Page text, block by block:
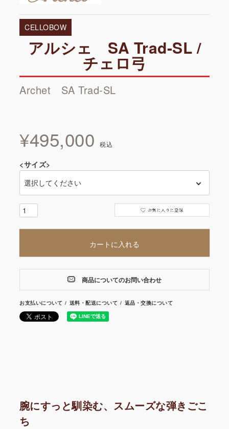
CELLOBOW
アルシェ SA Trad-SL /
チェロ弓
Archet SA Trad-SL
¥495,000 税込
<サイズ>
カートに入れる
商品についてのお問い合わせ
お支払いについて 送料・配送について 返品・交換について
腕にすっと馴染む、スムーズな弾きごこ
ち